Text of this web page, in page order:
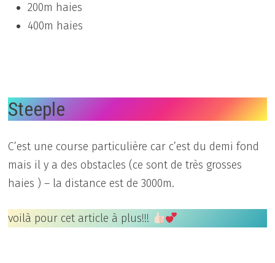
200m haies
400m haies
Steeple
C’est une course particulière car c’est du demi fond
mais il y a des obstacles (ce sont de très grosses
haies ) – la distance est de 3000m.
voilà pour cet article à plus!!!